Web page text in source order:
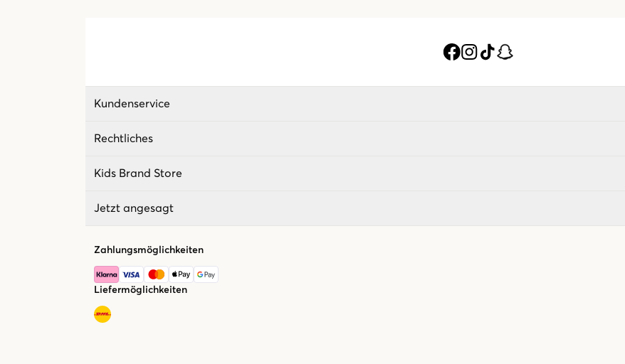
Kundenservice
Rechtliches
Kids Brand Store
Jetzt angesagt
Zahlungsmöglichkeiten
Liefermöglichkeiten